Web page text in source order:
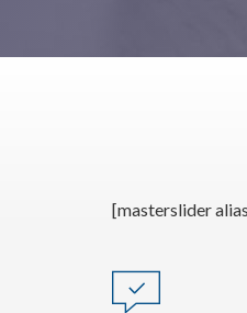
[masterslider